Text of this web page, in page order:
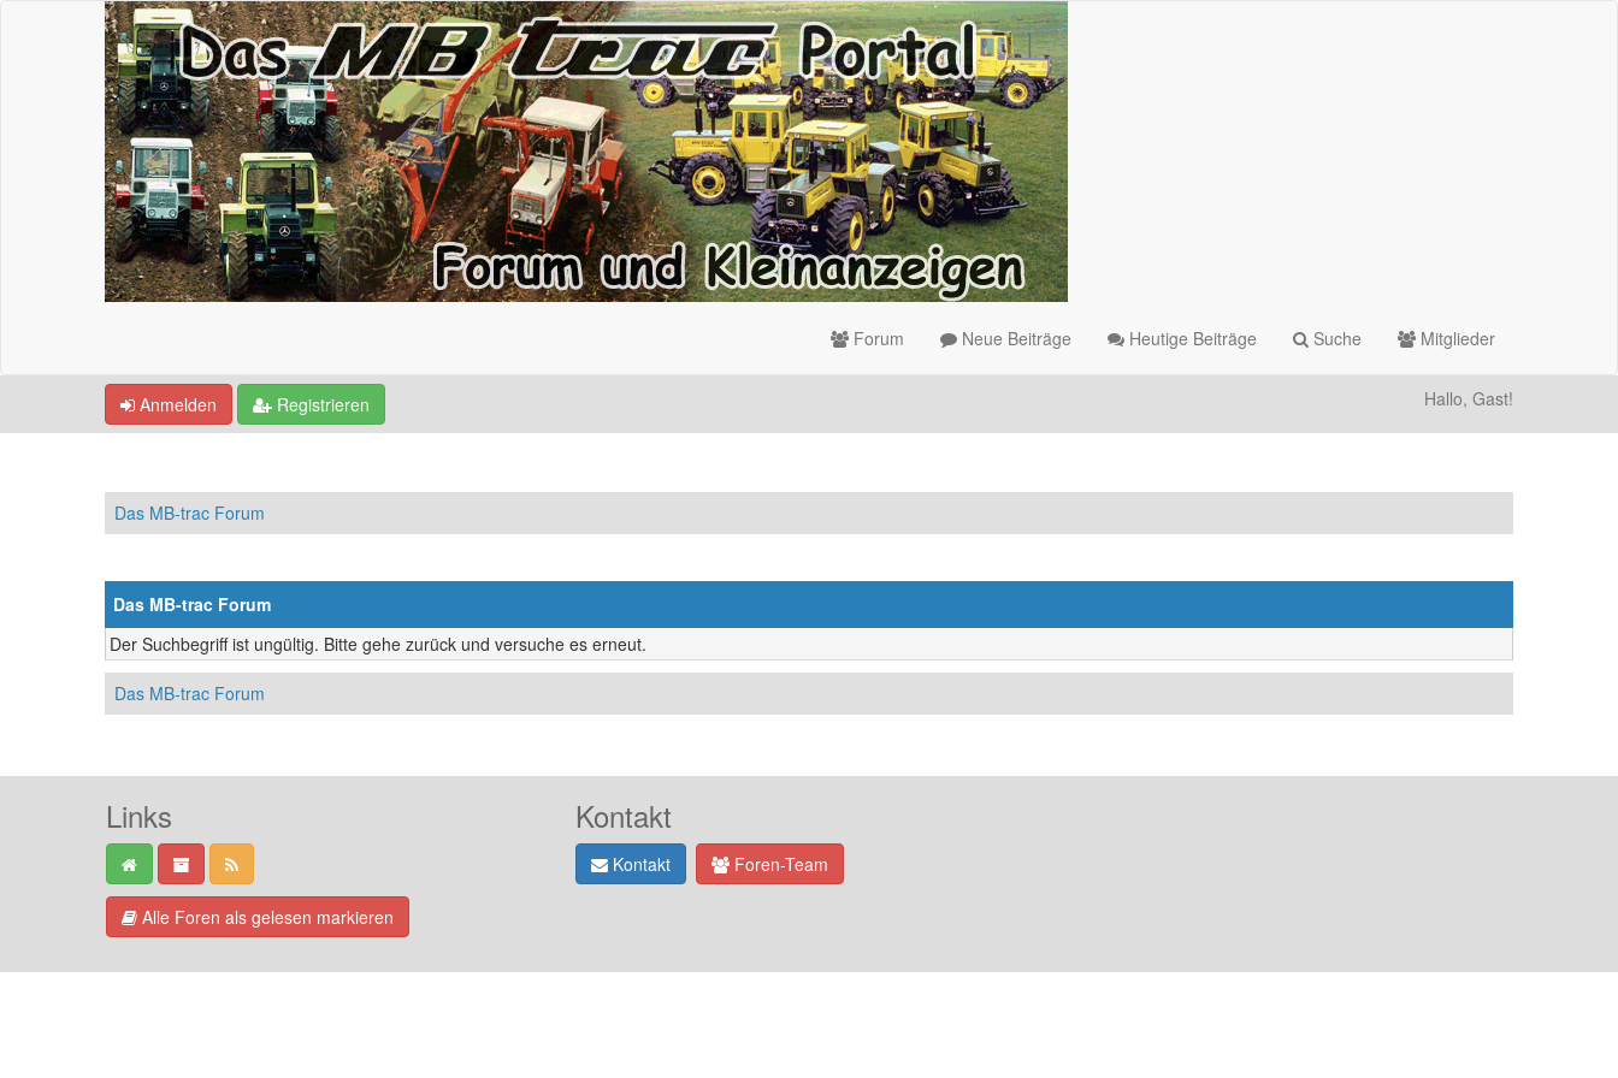
Forum Neue Beiträge Heutige Beiträge Suche Mitglieder
Anmelden Registrieren Hallo, Gast!
Das MB-trac Forum
Das MB-trac Forum
Der Suchbegriff ist ungültig. Bitte gehe zurück und versuche es erneut.
Das MB-trac Forum
Links
Alle Foren als gelesen markieren
Kontakt
Kontakt Foren-Team